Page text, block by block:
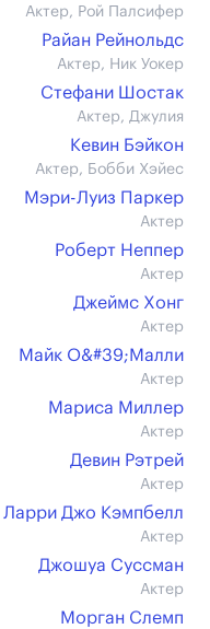
Актер, Рой Палсифер
Райан Рейнольдс
Актер, Ник Уокер
Стефани Шостак
Актер, Джулия
Кевин Бэйкон
Актер, Бобби Хэйес
Мэри-Луиз Паркер
Актер
Роберт Неппер
Актер
Джеймс Хонг
Актер
Майк О&#39;Малли
Актер
Мариса Миллер
Актер
Девин Рэтрей
Актер
Ларри Джо Кэмпбелл
Актер
Джошуа Суссман
Актер
Морган Слемп